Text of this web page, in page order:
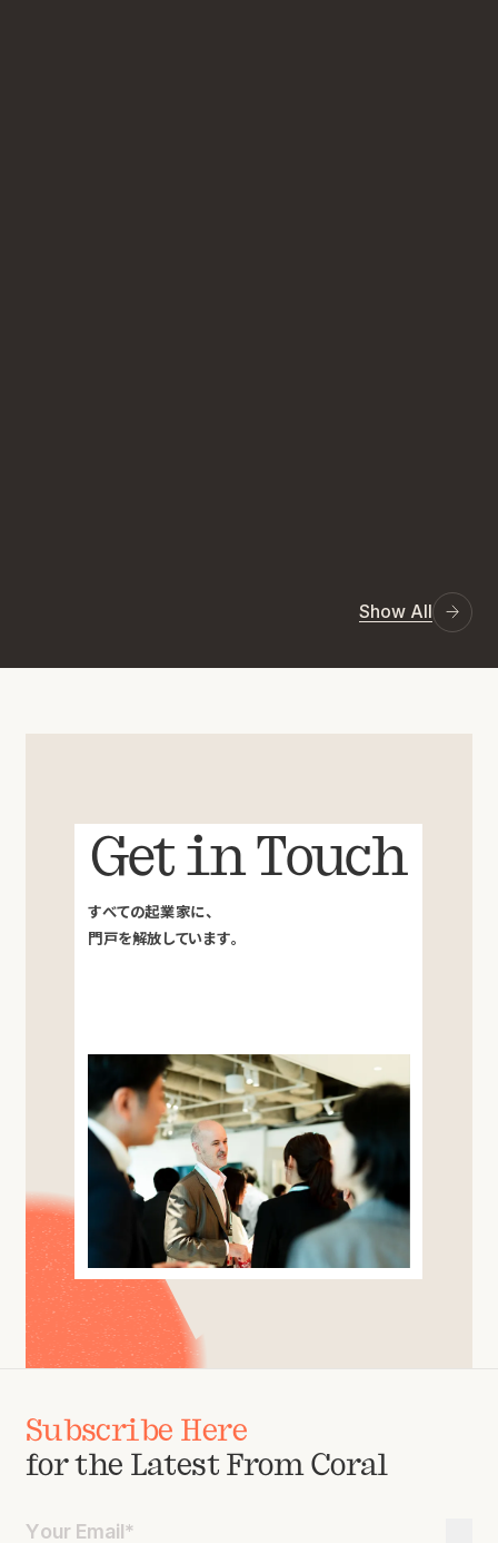
Show All
Get in Touch
すべての起業家に、
門戸を解放しています。
Subscribe Here
for the Latest From Coral